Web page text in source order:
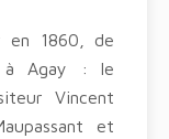
en 1860, de
à Agay : le
Vincent
et